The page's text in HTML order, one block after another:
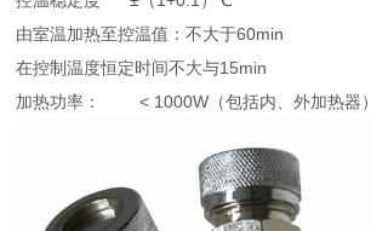
由室温加热至控温值：不大于60min
在控制温度恒定时间不大与15min
加热功率： < 1000W（包括内、外加热器）